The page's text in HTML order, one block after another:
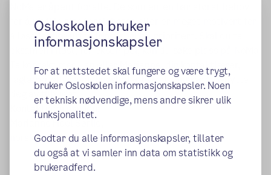
Osloskolen bruker
informasjonskapsler
For at nettstedet skal fungere og være trygt,
bruker Osloskolen informasjonskapsler. Noen
er teknisk nødvendige, mens andre sikrer ulik
funksjonalitet.
Godtar du alle informasjonskapsler, tillater
du også at vi samler inn data om statistikk og
brukeradferd.
for å utvikle sine ferdigheter, eller er meget motivert for
å løse faglige utfordringer, vil bli prioritert. Skal du ta
eksamen i høst, for eksempel, kan du søke plass på NoMa.
Ta kontakt med Jan eller Marianne, din kontaktlærer,
faglærer eller avdelingsleder hvis du ønsker å benytte
deg av tilbudet.
Kontaktinformasjon:
Marianne Hoel Sørlie,
norsklærer,marianne.sorlie@osloskolen.no